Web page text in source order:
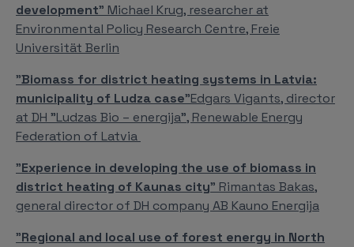
development" Michael Krug, researcher at
Environmental Policy Research Centre, Freie
Universität Berlin
"Biomass for district heating systems in Latvia:
municipality of Ludza case"Edgars Vigants, director
at DH "Ludzas Bio – energija", Renewable Energy
Federation of Latvia
"Experience in developing the use of biomass in
district heating of Kaunas city” Rimantas Bakas,
general director of DH company AB Kauno Energija
"Regional and local use of forest energy in North